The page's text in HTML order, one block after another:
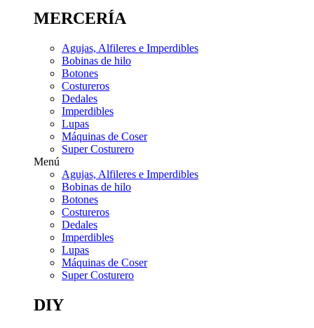
MERCERÍA
Agujas, Alfileres e Imperdibles
Bobinas de hilo
Botones
Costureros
Dedales
Imperdibles
Lupas
Máquinas de Coser
Super Costurero
Menú
Agujas, Alfileres e Imperdibles
Bobinas de hilo
Botones
Costureros
Dedales
Imperdibles
Lupas
Máquinas de Coser
Super Costurero
DIY